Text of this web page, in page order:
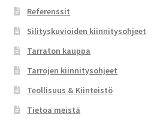
Referenssit
Silityskuvioiden kiinnitysohjeet
Tarraton kauppa
Tarrojen kiinnitysohjeet
Teollisuus & Kiinteistö
Tietoa meistä